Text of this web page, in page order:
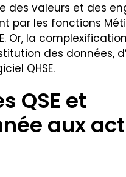
des valeurs et des
par les fonctions
Or, la
des données,
QHSE.
QSE et
aux